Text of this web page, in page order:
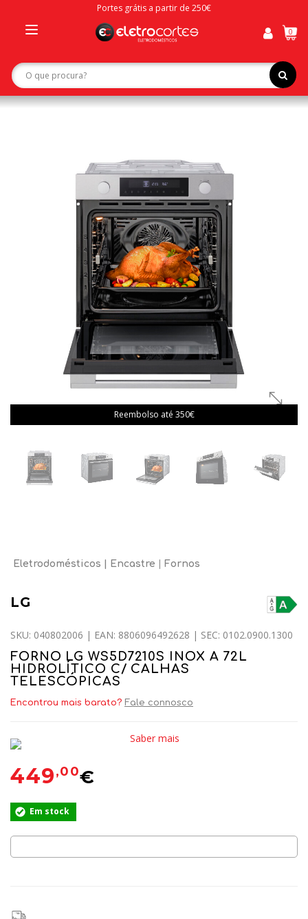
Portes grátis a partir de 250€
navigation
0
Reembolso até 350€
Eletrodomésticos Encastre Fornos
LG
SKU: 040802006 | EAN: 8806096492628 | SEC: 0102.0900.1300
FORNO LG WS5D7210S INOX A 72L
HIDROLÍTICO C/ CALHAS
TELESCÓPICAS
Encontrou mais barato? Fale connosco
Saber mais
449,00€
Em stock